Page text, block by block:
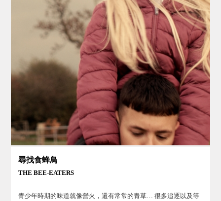
尋找食蜂鳥
THE BEE-EATERS
青少年時期的味道就像營火，還有常常的青草… 很多追逐以及等